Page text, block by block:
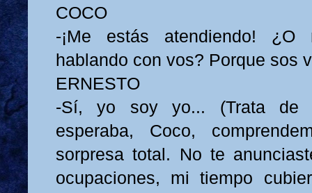
COCO
-¡Me estás atendiendo! ¿O
hablando con vos? Porque sos
ERNESTO
-Sí, yo soy yo... (Trata de
esperaba, Coco,
sorpresa total. No te
ocupaciones, mi tiempo